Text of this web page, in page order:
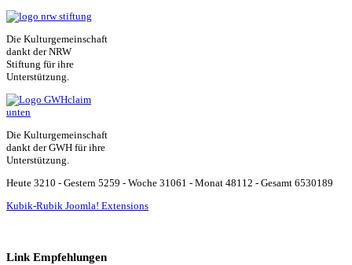
Die Kulturgemeinschaft
dankt der NRW
Stiftung für ihre
Unterstützung.
Die Kulturgemeinschaft
dankt der GWH für ihre
Unterstützung.
Heute 3210 - Gestern 5259 - Woche 31061 - Monat 48112 - Gesamt 6530189
Kubik-Rubik Joomla! Extensions
Link Empfehlungen